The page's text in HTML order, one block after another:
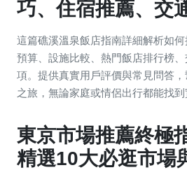
巧、住宿推薦、交
這篇礁溪溫泉飯店指南詳細解析如
預算、設施比較、熱門飯店排行榜
項。提供真實用戶評價與常見問答
之旅，無論家庭或情侶出行都能找到
東京市場推薦終極
精選10大必逛市場